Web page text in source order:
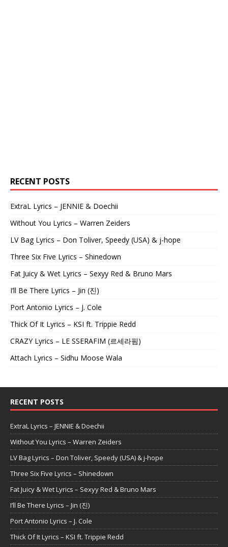
RECENT POSTS
ExtraL Lyrics – JENNIE & Doechii
Without You Lyrics – Warren Zeiders
LV Bag Lyrics – Don Toliver, Speedy (USA) & j-hope
Three Six Five Lyrics – Shinedown
Fat Juicy & Wet Lyrics – Sexyy Red & Bruno Mars
I’ll Be There Lyrics – Jin (진)
Port Antonio Lyrics – J. Cole
Thick Of It Lyrics – KSI ft. Trippie Redd
CRAZY Lyrics – LE SSERAFIM (르세라핌)
Attach Lyrics – Sidhu Moose Wala
RECENT POSTS
ExtraL Lyrics – JENNIE & Doechii
Without You Lyrics – Warren Zeiders
LV Bag Lyrics – Don Toliver, Speedy (USA) & j-hope
Three Six Five Lyrics – Shinedown
Fat Juicy & Wet Lyrics – Sexyy Red & Bruno Mars
I’ll Be There Lyrics – Jin (진)
Port Antonio Lyrics – J. Cole
Thick Of It Lyrics – KSI ft. Trippie Redd